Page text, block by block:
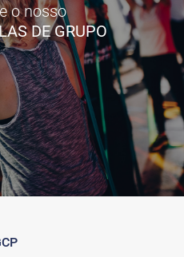
o nosso
DE GRUPO